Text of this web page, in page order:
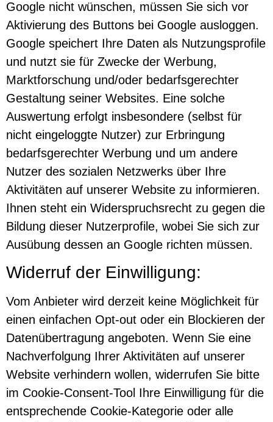
Google nicht wünschen, müssen Sie sich vor
Aktivierung des Buttons bei Google ausloggen.
Google speichert Ihre Daten als Nutzungsprofile
und nutzt sie für Zwecke der Werbung,
Marktforschung und/oder bedarfsgerechter
Gestaltung seiner Websites. Eine solche
Auswertung erfolgt insbesondere (selbst für
nicht eingeloggte Nutzer) zur Erbringung
bedarfsgerechter Werbung und um andere
Nutzer des sozialen Netzwerks über Ihre
Aktivitäten auf unserer Website zu informieren.
Ihnen steht ein Widerspruchsrecht zu gegen die
Bildung dieser Nutzerprofile, wobei Sie sich zur
Ausübung dessen an Google richten müssen.
Widerruf der Einwilligung:
Vom Anbieter wird derzeit keine Möglichkeit für
einen einfachen Opt-out oder ein Blockieren der
Datenübertragung angeboten. Wenn Sie eine
Nachverfolgung Ihrer Aktivitäten auf unserer
Website verhindern wollen, widerrufen Sie bitte
im Cookie-Consent-Tool Ihre Einwilligung für die
entsprechende Cookie-Kategorie oder alle